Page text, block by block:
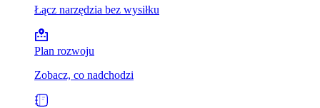
Łącz narzędzia bez wysiłku
Plan rozwoju
Zobacz, co nadchodzi